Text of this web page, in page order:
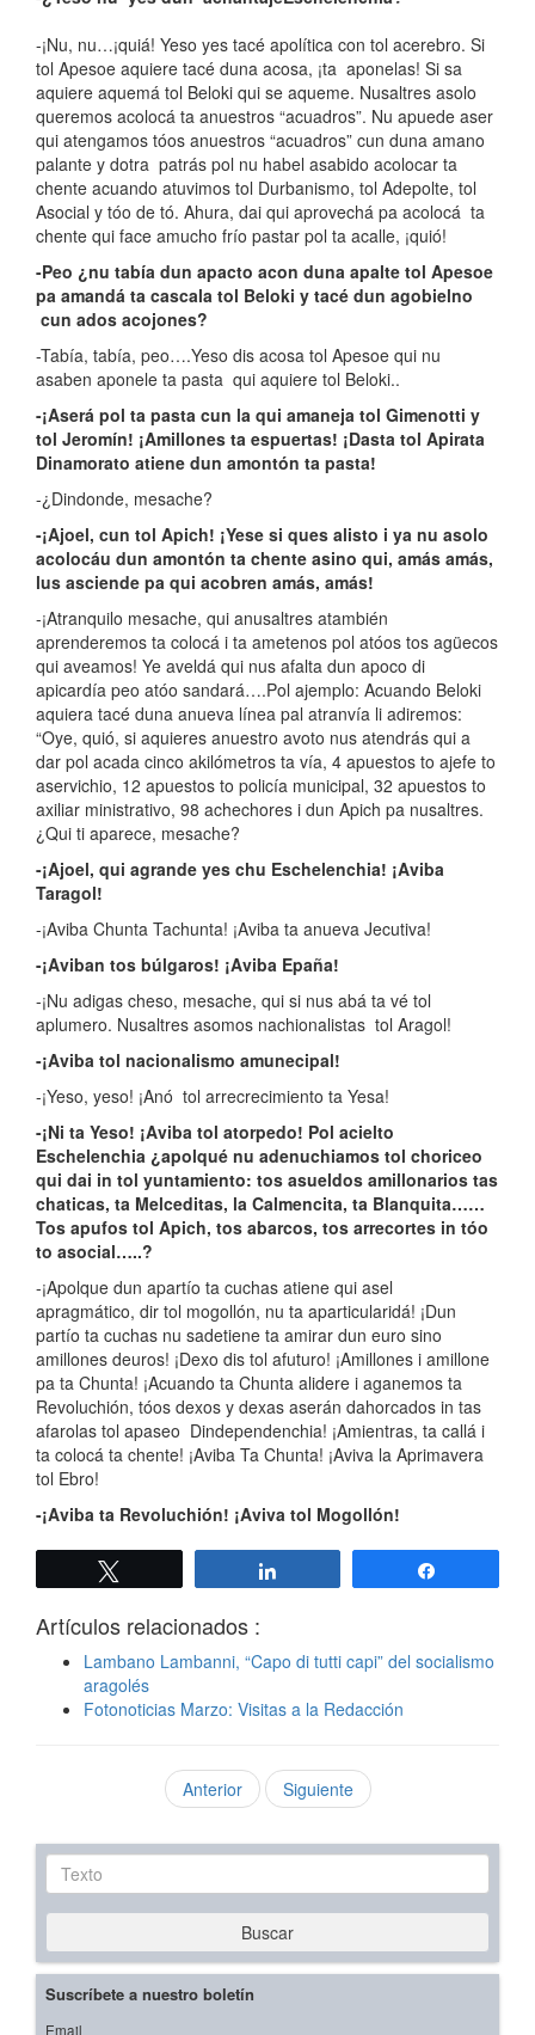
-¡Nu, nu…¡quiá! Yeso yes tacé apolítica con tol acerebro. Si
tol Apesoe aquiere tacé duna acosa, ¡ta aponelas! Si sa
aquiere aquemá tol Beloki qui se aqueme. Nusaltres asolo
queremos acolocá ta anuestros “acuadros”. Nu apuede aser
qui atengamos tóos anuestros “acuadros” cun duna amano
palante y dotra patrás pol nu habel asabido acolocar ta
chente acuando atuvimos tol Durbanismo, tol Adepolte, tol
Asocial y tóo de tó. Ahura, dai qui aprovechá pa acolocá ta
chente qui face amucho frío pastar pol ta acalle, ¡quió!
-Peo ¿nu tabía dun apacto acon duna apalte tol Apesoe
pa amandá ta cascala tol Beloki y tacé dun agobielno
cun ados acojones?
-Tabía, tabía, peo….Yeso dis acosa tol Apesoe qui nu
asaben aponele ta pasta qui aquiere tol Beloki..
-¡Aserá pol ta pasta cun la qui amaneja tol Gimenotti y
tol Jeromín! ¡Amillones ta espuertas! ¡Dasta tol Apirata
Dinamorato atiene dun amontón ta pasta!
-¿Dindonde, mesache?
-¡Ajoel, cun tol Apich! ¡Yese si ques alisto i ya nu asolo
acolocáu dun amontón ta chente asino qui, amás amás,
lus asciende pa qui acobren amás, amás!
-¡Atranquilo mesache, qui anusaltres atambién
aprenderemos ta colocá i ta ametenos pol atóos tos agüecos
qui aveamos! Ye aveldá qui nus afalta dun apoco di
apicardía peo atóo sandará….Pol ajemplo: Acuando Beloki
aquiera tacé duna anueva línea pal atranvía li adiremos:
“Oye, quió, si aquieres anuestro avoto nus atendrás qui a
dar pol acada cinco akilómetros ta vía, 4 apuestos to ajefe to
aservichio, 12 apuestos to policía municipal, 32 apuestos to
axiliar ministrativo, 98 achechores i dun Apich pa nusaltres.
¿Qui ti aparece, mesache?
-¡Ajoel, qui agrande yes chu Eschelenchia! ¡Aviba
Taragol!
-¡Aviba Chunta Tachunta! ¡Aviba ta anueva Jecutiva!
-¡Aviban tos búlgaros! ¡Aviba Epaña!
-¡Nu adigas cheso, mesache, qui si nus abá ta vé tol
aplumero. Nusaltres asomos nachionalistas tol Aragol!
-¡Aviba tol nacionalismo amunecipal!
-¡Yeso, yeso! ¡Anó tol arrecrecimiento ta Yesa!
-¡Ni ta Yeso! ¡Aviba tol atorpedo! Pol acielto
Eschelenchia ¿apolqué nu adenuchiamos tol choriceo
qui dai in tol yuntamiento: tos asueldos amillonarios tas
chaticas, ta Melceditas, la Calmencita, ta Blanquita……
Tos apufos tol Apich, tos abarcos, tos arrecortes in tóo
to asocial…..?
-¡Apolque dun apartío ta cuchas atiene qui asel
apragmático, dir tol mogollón, nu ta aparticularidá! ¡Dun
partío ta cuchas nu sadetiene ta amirar dun euro sino
amillones deuros! ¡Dexo dis tol afuturo! ¡Amillones i amillone
pa ta Chunta! ¡Acuando ta Chunta alidere i aganemos ta
Revoluchión, tóos dexos y dexas aserán dahorcados in tas
afarolas tol apaseo Dindependenchia! ¡Amientras, ta callá i
ta colocá ta chente! ¡Aviba Ta Chunta! ¡Aviva la Aprimavera
tol Ebro!
-¡Aviba ta Revoluchión! ¡Aviva tol Mogollón!
Artículos relacionados :
Lambano Lambanni, “Capo di tutti capi” del socialismo
aragolés
Fotonoticias Marzo: Visitas a la Redacción
Anterior Siguiente
Texto
Buscar
Suscríbete a nuestro boletín
Email